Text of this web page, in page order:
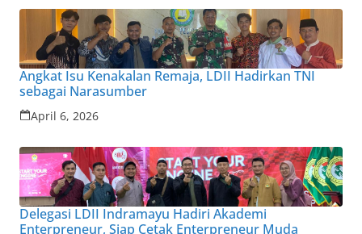
Angkat Isu Kenakalan Remaja, LDII Hadirkan TNI
sebagai Narasumber
April 6, 2026
Delegasi LDII Indramayu Hadiri Akademi
Enterpreneur, Siap Cetak Enterpreneur Muda